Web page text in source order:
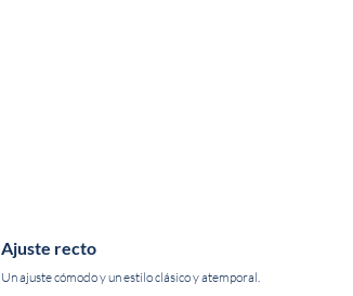
Ajuste recto
Un ajuste cómodo y un estilo clásico y atemporal.